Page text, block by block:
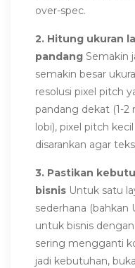
over-spec.
2. Hitung ukuran
pandang Semakin
semakin besar
resolusi pixel pitch
pandang dekat (1-2
lobi), pixel pitch
disarankan agar
3. Pastikan
bisnis Untuk satu
sederhana (bahkan
untuk bisnis
sering mengganti
jadi kebutuhan,